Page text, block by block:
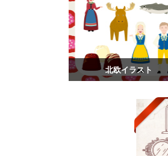
北欧イラスト